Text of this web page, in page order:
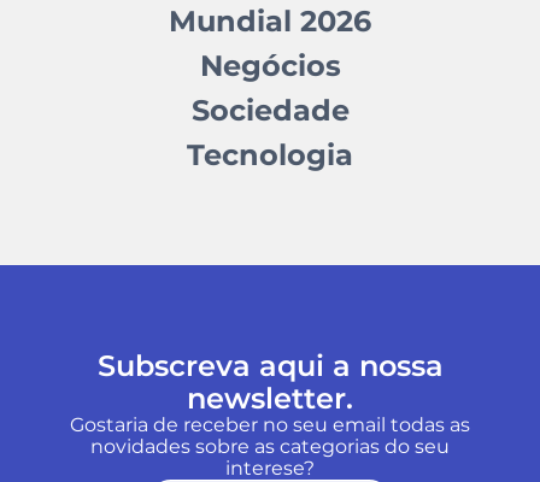
Mundial 2026
Negócios
Sociedade
Tecnologia
Subscreva aqui a nossa
newsletter.
Gostaria de receber no seu email todas as
novidades sobre as categorias do seu
interese?